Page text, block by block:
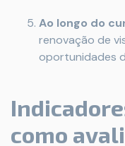
Ao longo do
renovação de
oportunidades
como